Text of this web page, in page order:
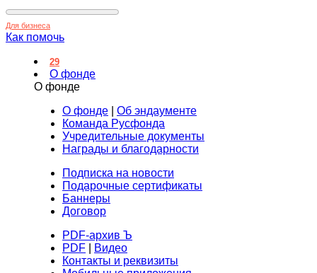
Для бизнеса
Как помочь
29
О фонде
О фонде
О фонде
Об эндаументе
Команда Русфонда
Учредительные документы
Награды и благодарности
Подписка на новости
Подарочные сертификаты
Баннеры
Договор
PDF-архив Ъ
PDF
Видео
Контакты и реквизиты